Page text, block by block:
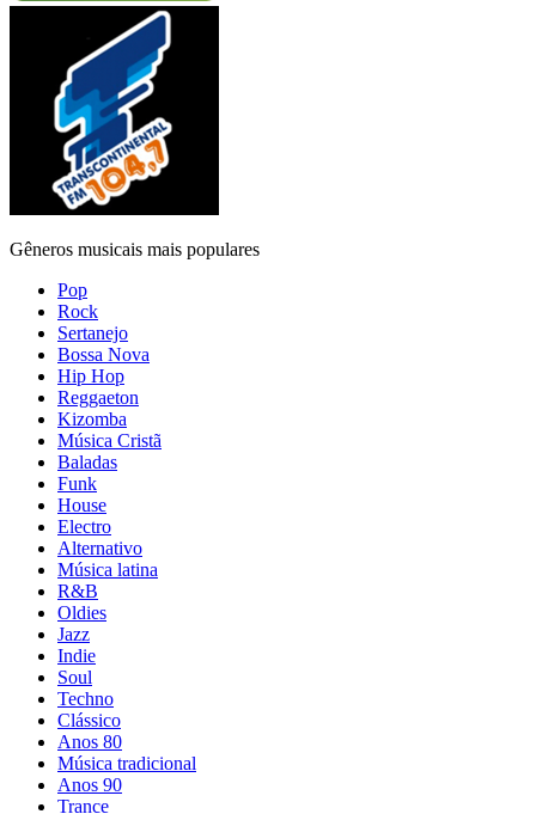
Gêneros musicais mais populares
Pop
Rock
Sertanejo
Bossa Nova
Hip Hop
Reggaeton
Kizomba
Música Cristã
Baladas
Funk
House
Electro
Alternativo
Música latina
R&B
Oldies
Jazz
Indie
Soul
Techno
Clássico
Anos 80
Música tradicional
Anos 90
Trance